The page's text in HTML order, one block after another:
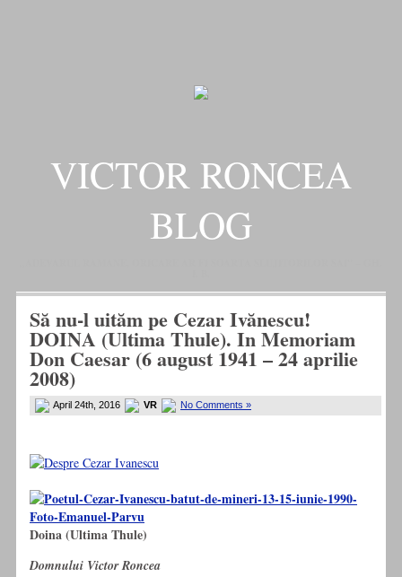
VICTOR RONCEA
BLOG
Să nu-l uităm pe Cezar Ivănescu!
DOINA (Ultima Thule). In Memoriam
Don Caesar (6 august 1941 – 24 aprilie
2008)
April 24th, 2016 VR No Comments »
Doina (Ultima Thule)
Domnului Victor Roncea